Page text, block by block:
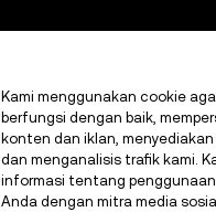
Kami menggunakan cookie
berfungsi dengan baik,
konten dan iklan,
dan menganalisis trafik kami.
informasi tentang
Anda dengan mitra media